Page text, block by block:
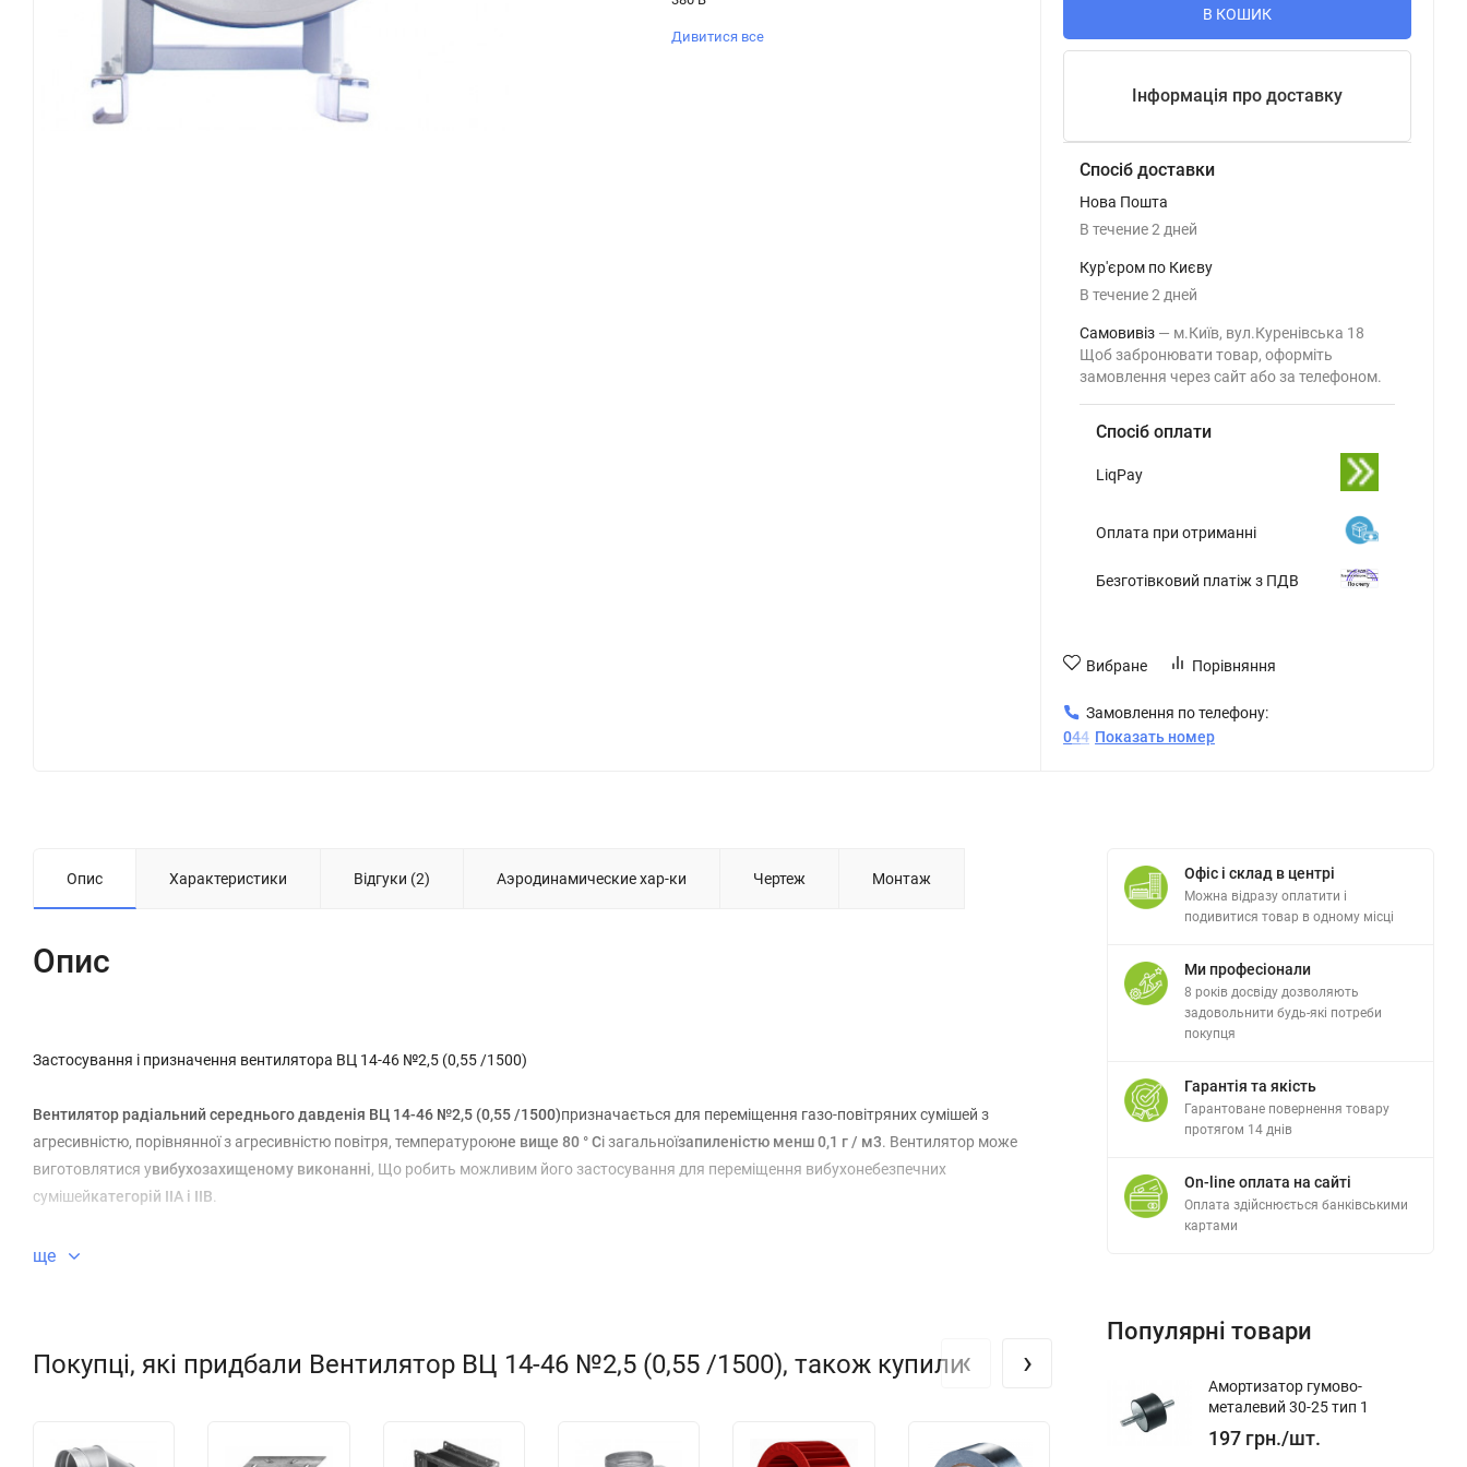
Дивитися все
В КОШИК
Інформація про доставку
Спосіб доставки
Нова Пошта
В течение2 дней
Кур'єром по Києву
В течение2 дней
Самовивіз
м.Київ, вул.Куренівська 18
Щоб забронювати товар, оформіть
замовлення через сайт або за телефоном.
Спосіб оплати
LiqPay
Оплата при отриманні
Безготівковий платіж з ПДВ
Вибране Порівняння
Замовлення по телефону:
044 Показать номер
Опис Характеристики Відгуки (2) Аэродинамические хар-ки Чертеж Монтаж
Опис
Застосування і призначення вентилятора ВЦ 14-46 №2,5 (0,55 /1500)
Вентилятор радіальний середнього давденія ВЦ 14-46 №2,5 (0,55 /1500)призначається для переміщення газо-повітряних сумішей з
агресивністю, порівнянної з агресивністю повітря, температуроюне вище 80 ° Cі загальноїзапиленістю менш 0,1 г / м3. Вентилятор може
виготовлятися увибухозахищеному виконанні, Що робить можливим його застосування для переміщення вибухонебезпечних
сумішейкатегорій IIА і IIВ.
Вентилятор ВЦ 14-46 №2,5 (0,55 / 1500)
Загальні технічні відомості про відцентрових вентиляторах ВЦ 14-46 №2,5 (0,55 /1500)
одностороннього всмоктування
ще
Покупці, які придбали Вентилятор ВЦ 14-46 №2,5 (0,55 /1500), також купили‹ ›
Офіс і склад в центрі
Можна відразу оплатити і
подивитися товар в одному місці
Ми професіонали
8 років досвіду дозволяють
задовольнити будь-які потреби
покупця
Гарантія та якість
Гарантоване повернення товару
протягом 14 днів
On-line оплата на сайті
Оплата здійснюється банківськими
картами
Популярні товари
Амортизатор гумово-
металевий 30-25 тип 1
197 грн./шт.